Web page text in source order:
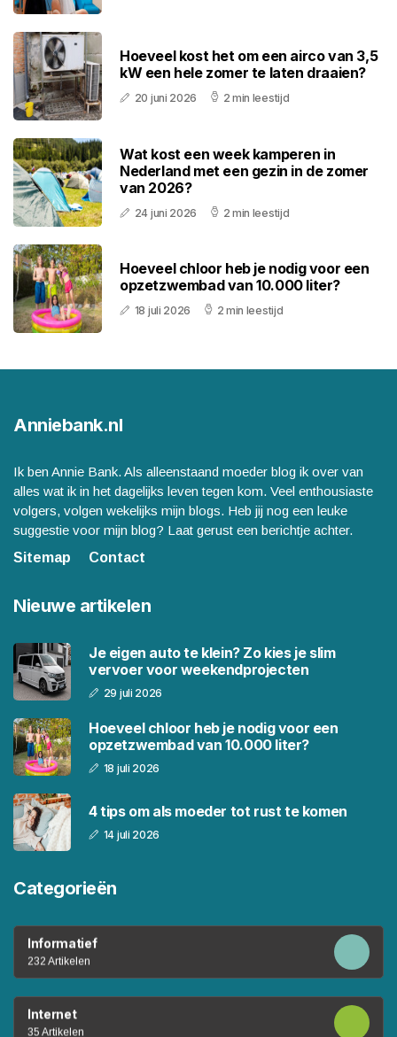
Hoeveel kost het om een airco van 3,5
kW een hele zomer te laten draaien?
20 juni 2026 2 min leestijd
Wat kost een week kamperen in
Nederland met een gezin in de zomer
van 2026?
24 juni 2026 2 min leestijd
Hoeveel chloor heb je nodig voor een
opzetzwembad van 10.000 liter?
18 juli 2026 2 min leestijd
Anniebank.nl
Ik ben Annie Bank. Als alleenstaand moeder blog ik over van
alles wat ik in het dagelijks leven tegen kom. Veel enthousiaste
volgers, volgen wekelijks mijn blogs. Heb jij nog een leuke
suggestie voor mijn blog? Laat gerust een berichtje achter.
Sitemap
Contact
Nieuwe artikelen
Je eigen auto te klein? Zo kies je slim
vervoer voor weekendprojecten
29 juli 2026
Hoeveel chloor heb je nodig voor een
opzetzwembad van 10.000 liter?
18 juli 2026
4 tips om als moeder tot rust te komen
14 juli 2026
Categorieën
Informatief
232 Artikelen
Internet
35 Artikelen